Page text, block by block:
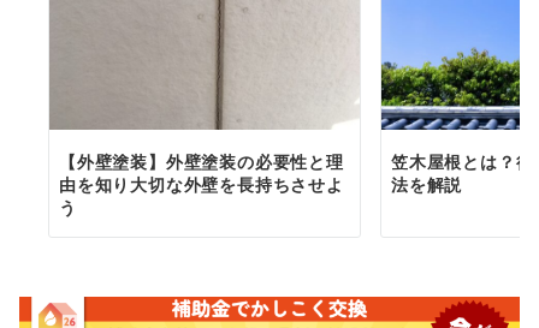
【外壁塗装】外壁塗装の必要性と理
由を知り大切な外壁を長持ちさせよ
う
笠木屋根とは？
法を解説